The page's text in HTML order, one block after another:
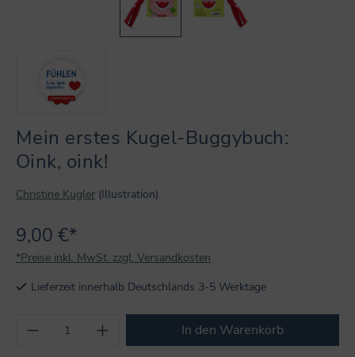
Mein erstes Kugel-Buggybuch:
Oink, oink!
Christine Kugler (Illustration)
9,00 €*
*Preise inkl. MwSt. zzgl. Versandkosten
Lieferzeit innerhalb Deutschlands 3-5 Werktage
Produkt Anzahl: Gib den gewünschten
In den Warenkorb